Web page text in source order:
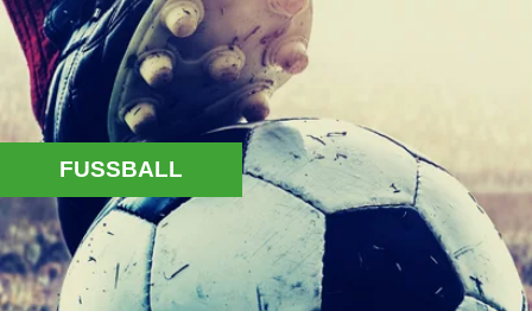
FUSSBALL